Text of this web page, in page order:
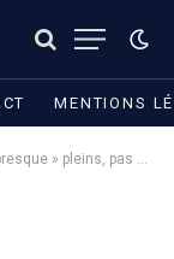
MENTIONS
de stress hydrique en 2026!